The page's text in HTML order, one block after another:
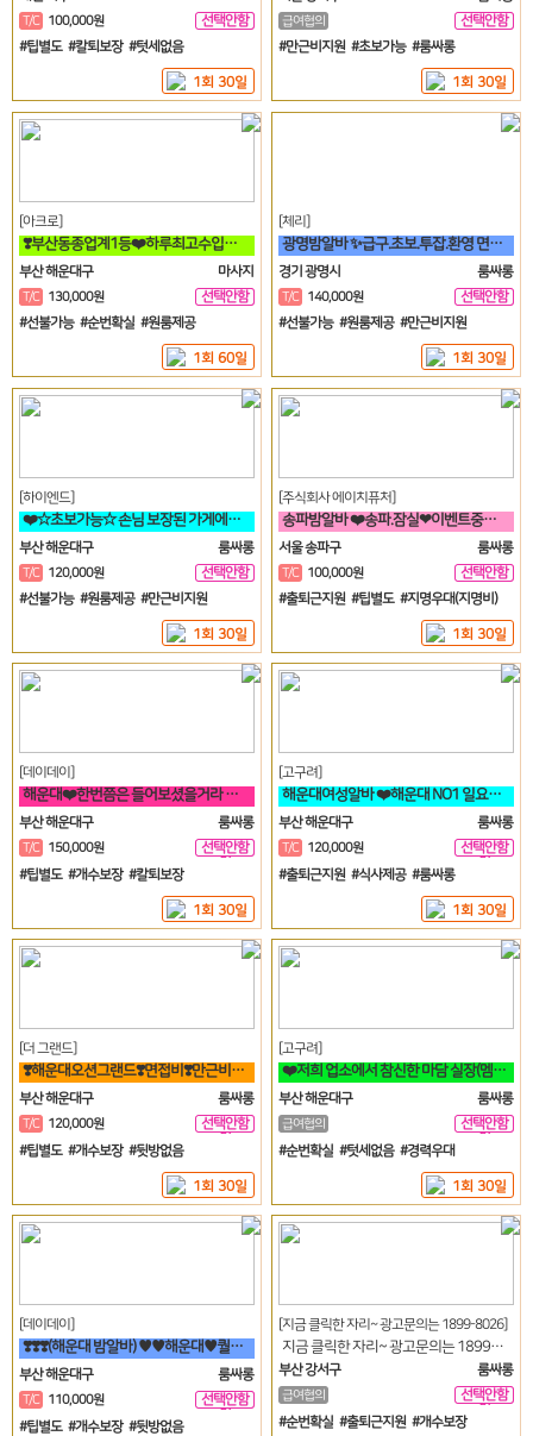
T/C 100,000원
선택안함
일
#팁별도 #칼퇴보장 #텃세없음
1회 30일
급여협의
선택안함
일
#만근비지원 #초보가능 #룸싸롱
1회 30일
[아크로]
❣️부산동종업계1등❤️하루최고수입보장❣️
부산 해운대구
마사지
T/C 130,000원
선택안함
일
#선불가능 #순번확실 #원룸제공
1회 60일
[체리]
광명밤알바 ✨급구.초보.투잡.환영 면접비✨
경기 광명시
룸싸롱
T/C 140,000원
선택안함
일
#선불가능 #원룸제공 #만근비지원
1회 30일
[하이엔드]
❤️☆초보가능☆ 손님 보장된 가게에서 돈 버시는데만 집중하세요!!❤️
부산 해운대구
룸싸롱
T/C 120,000원
선택안함
일
#선불가능 #원룸제공 #만근비지원
1회 30일
[주식회사 에이치퓨처]
송파밤알바 ❤️송파.잠실❤이벤트중❤티씨10만❤평균10개❤️
서울 송파구
룸싸롱
T/C 100,000원
선택안함
일
#출퇴근지원 #팁별도 #지명우대(지명비)
1회 30일
[데이데이]
해운대❤️한번쯤은 들어보셨을거라 생각합니다 해운대 하면 퀄리티 입니다❤️
부산 해운대구
룸싸롱
T/C 150,000원
선택안함
일
#팁별도 #개수보장 #칼퇴보장
1회 30일
[고구려]
해운대여성알바 ❤️해운대 NO1 일요일도 영업합니다❤️
부산 해운대구
룸싸롱
T/C 120,000원
선택안함
일
#출퇴근지원 #식사제공 #룸싸롱
1회 30일
[더 그랜드]
❣️해운대오션그랜드❣️면접비❣️만근비❣️소개비❣️마이킹❣️차비 지원❣️
부산 해운대구
룸싸롱
T/C 120,000원
선택안함
일
#팁별도 #개수보장 #뒷방없음
1회 30일
[고구려]
❤️저희 업소에서 참신한 마담 실장(멤버) 영업진 구좌 사장님모집!❤
부산 해운대구
룸싸롱
급여협의
선택안함
일
#순번확실 #텃세없음 #경력우대
1회 30일
[데이데이]
❣️❣️❣️(해운대 밤알바) ♥♥해운대♥퀄리티♥룸빠♥1번♥♥❣️❣️❣️
부산 해운대구
룸싸롱
T/C 110,000원
선택안함
일
#팁별도 #개수보장 #뒷방없음
[지금 클릭한 자리~ 광고문의는 1899-8026]
지금 클릭한 자리~ 광고문의는 1899-8026
부산 강서구
룸싸롱
급여협의
선택안함
일
#순번확실 #출퇴근지원 #개수보장